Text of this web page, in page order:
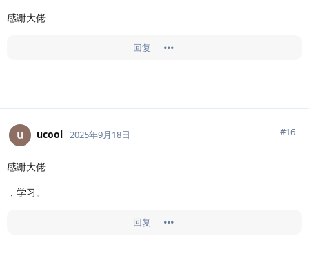
感谢大佬
回复
ucool 2025年9月18日 #16
感谢大佬
，学习。
回复